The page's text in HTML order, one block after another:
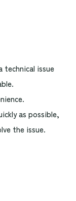
technical issue
as possible,
the issue.